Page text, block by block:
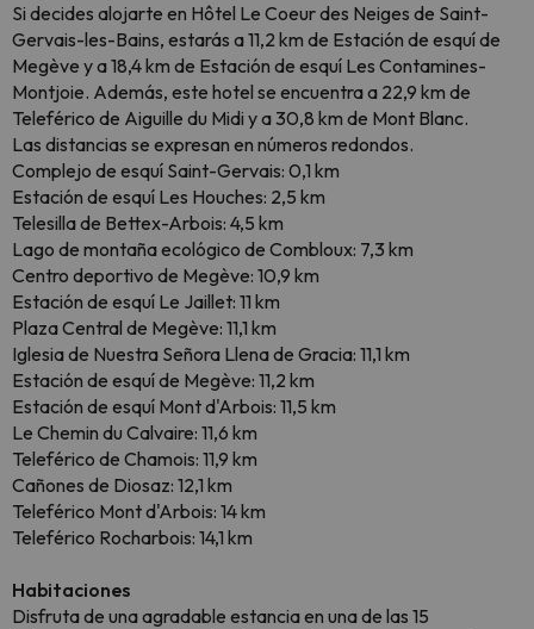
Si decides alojarte en Hôtel Le Coeur des Neiges de Saint-
Gervais-les-Bains, estarás a 11,2 km de Estación de esquí de
Megève y a 18,4 km de Estación de esquí Les Contamines-
Montjoie. Además, este hotel se encuentra a 22,9 km de
Teleférico de Aiguille du Midi y a 30,8 km de Mont Blanc.
Las distancias se expresan en números redondos.
Complejo de esquí Saint-Gervais: 0,1 km
Estación de esquí Les Houches: 2,5 km
Telesilla de Bettex-Arbois: 4,5 km
Lago de montaña ecológico de Combloux: 7,3 km
Centro deportivo de Megève: 10,9 km
Estación de esquí Le Jaillet: 11 km
Plaza Central de Megève: 11,1 km
Iglesia de Nuestra Señora Llena de Gracia: 11,1 km
Estación de esquí de Megève: 11,2 km
Estación de esquí Mont d'Arbois: 11,5 km
Le Chemin du Calvaire: 11,6 km
Teleférico de Chamois: 11,9 km
Cañones de Diosaz: 12,1 km
Teleférico Mont d'Arbois: 14 km
Teleférico Rocharbois: 14,1 km
Habitaciones
Disfruta de una agradable estancia en una de las 15